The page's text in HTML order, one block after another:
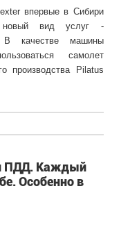
впервые в Сибири
новый вид услуг -
В качестве машины
самолет
производства Pilatus
ПДД. Каждый
Особенно в